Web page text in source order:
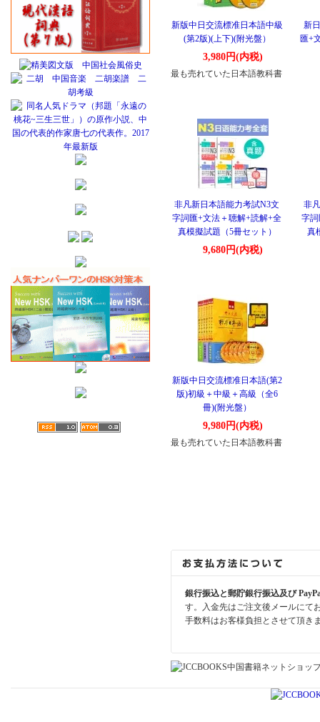
新版中日交流標准日本語中級
(第2版)(上下)(附光盤）
3,980円(内税)
最も売れていた日本語教科書
新
匯+
非凡新日本語能力考試N3文
字詞匯+文法＋聴解+読解+全
真模擬試題（5冊セット）
9,680円(内税)
非
字
真
新版中日交流標准日本語(第2
版)初級＋中級＋高級（全6
冊)(附光盤）
9,980円(内税)
最も売れていた日本語教科書
銀行振込と郵貯銀行振込及び
す。入金先はご注文後メールにて
手数料はお客様負担とさせて頂き